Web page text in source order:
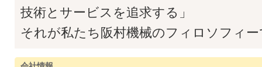
技術とサービスを追求する」
それが私たち阪村機械のフィロソフィ